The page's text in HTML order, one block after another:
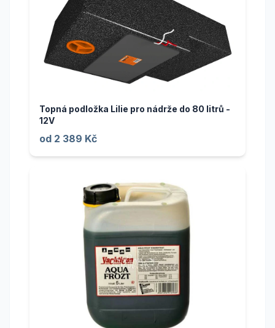
Topná podložka Lilie pro nádrže do 80 litrů -
12V
od 2 389 Kč